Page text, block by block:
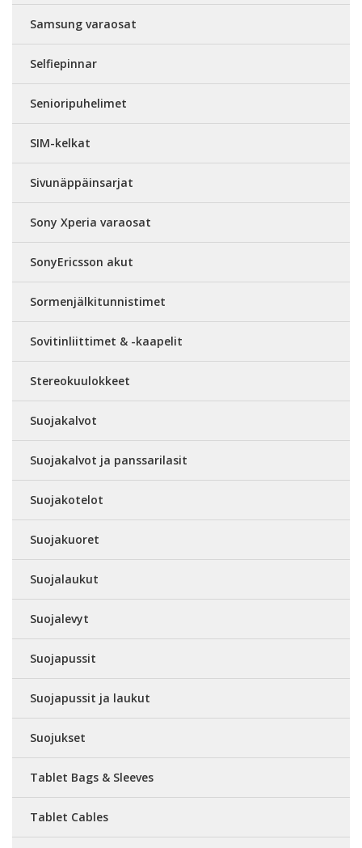
Samsung varaosat
Selfiepinnar
Senioripuhelimet
SIM-kelkat
Sivunäppäinsarjat
Sony Xperia varaosat
SonyEricsson akut
Sormenjälkitunnistimet
Sovitinliittimet & -kaapelit
Stereokuulokkeet
Suojakalvot
Suojakalvot ja panssarilasit
Suojakotelot
Suojakuoret
Suojalaukut
Suojalevyt
Suojapussit
Suojapussit ja laukut
Suojukset
Tablet Bags & Sleeves
Tablet Cables